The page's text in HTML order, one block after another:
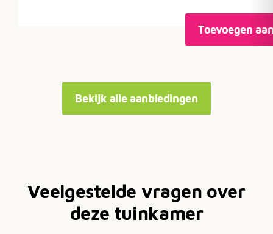
Toevoegen
Bekijk alle aanbiedingen
Veelgestelde vragen over
deze tuinkamer